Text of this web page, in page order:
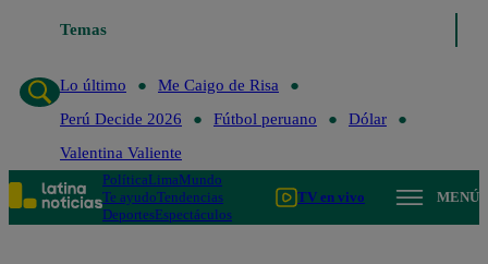
Temas
Lo último
Me Caigo de Risa
Perú Decide 2026
Fútbol peruano
Dólar
Valentina Valiente
PolíticaLimaMundo
Te ayudoTendencias
DeportesEspectáculos
TV en vivo MENÚ